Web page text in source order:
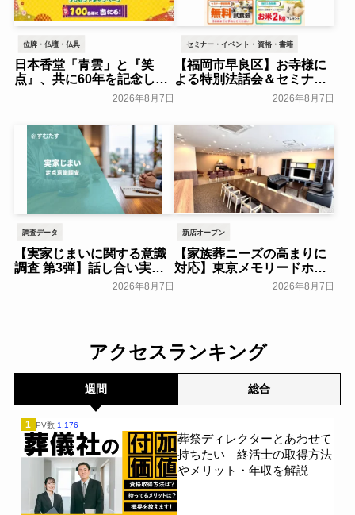
位牌・仏壇・仏具
日本香堂「青雲」と『笑
点』、共に60年を記念した
初コラボ！オリジナルグッ
ズのプレゼントキャンペー
ンを実施～日本香堂～
一般公開
2026年8月7日
セミナー・イベント・資格・書籍
【福岡市早良区】お寺様に
よる特別法話会＆セミナー
特典「無料試食会」を8月
18日(月)にシティホール飯
一般公開
2026年8月7日
調査データ
【実家じまいに関する意識
調査 第3弾】話し合い実施
率は29.5％で前回から低
2026年8月7日
新店オープン
【家族葬ニーズの高まりに
対応】東京メモリードホー
ルに貸切型家族葬空間『第
2026年8月7日
アクセスランキング
週間 総合
1 PV数 1,176
葬祭ディレクターとあわせて
持ちたい｜終活士の取得方法
やメリット・年収を解説